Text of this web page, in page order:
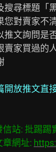
搜尋標題「
您對賣家不
推文詢問是
賣家買過的
開放推文直
信站: 批踢踢
章網址: